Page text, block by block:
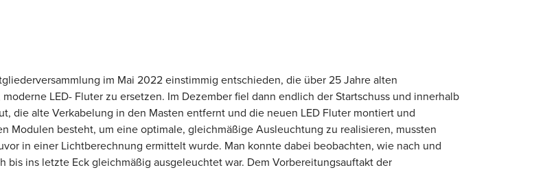
im Mai 2022 einstimmig entschieden, die über 25 Jahre alten
LED- Fluter zu ersetzen. Im Dezember fiel dann endlich der Startschuss und innerhalb
die alte Verkabelung in den Masten entfernt und die neuen LED Fluter montiert und
Modulen besteht, um eine optimale, gleichmäßige Ausleuchtung zu realisieren, mussten
in einer Lichtberechnung ermittelt wurde. Man konnte dabei beobachten, wie nach und
ins letzte Eck gleichmäßig ausgeleuchtet war. Dem Vorbereitungsauftakt der